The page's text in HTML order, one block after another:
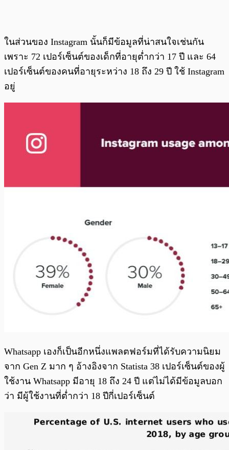
ในส่วนของ Instagram นั้นก็มีข้อมูลที่น่าสนใจเช่นกัน
เพราะ 72 เปอร์เซ็นต์ของเด็กที่อายุต่ำกว่า 17 ปี และ 64
เปอร์เซ็นต์ของคนที่อายุระหว่าง 18 ถึง 29 ปี ใช้ Instagram
อยู่
Whatsapp เองก็เป็นอีกหนึ่งแพลตฟอร์มที่ได้รับความนิยม
จาก Gen Z มาก ๆ อ้างอิงจาก Statista 38 เปอร์เซ็นต์ของผู้
ใช้งาน Whatsapp มีอายุ 18 ถึง 24 ปี แต่ไม่ได้มีข้อมูลบอก
ว่า มีผู้ใช้งานที่ต่ำกว่า 18 ปีกี่เปอร์เซ็นต์